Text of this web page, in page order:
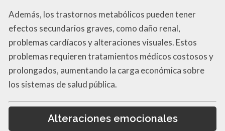
Además, los trastornos metabólicos pueden tener
efectos secundarios graves, como daño renal,
problemas cardíacos y alteraciones visuales. Estos
problemas requieren tratamientos médicos costosos y
prolongados, aumentando la carga económica sobre
los sistemas de salud pública.
Alteraciones emocionales